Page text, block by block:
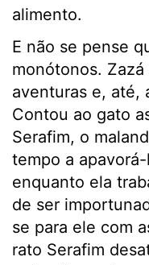
alimento.
E não se pense
monótonos.
aventuras e, até,
Contou ao gato
Serafim, o
tempo a
enquanto ela
de ser
se para ele com
rato Serafim